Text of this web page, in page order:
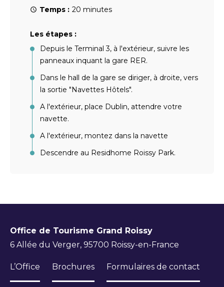
Temps : 20 minutes
Les étapes :
Depuis le Terminal 3, à l'extérieur, suivre les
panneaux inquant la gare RER.
Dans le hall de la gare se diriger, à droite, vers
la sortie "Navettes Hôtels".
A l'extérieur, place Dublin, attendre votre
navette.
A l'extérieur, montez dans la navette
Descendre au Residhome Roissy Park.
Office de Tourisme Grand Roissy
6 Allée du Verger, 95700 Roissy-en-France
L’Office Brochures Formulaires de contact